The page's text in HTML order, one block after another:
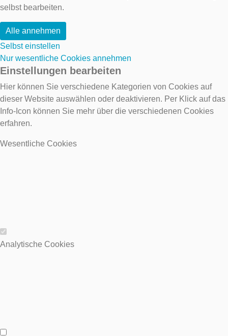
selbst bearbeiten.
Alle annehmen
Selbst einstellen
Nur wesentliche Cookies annehmen
Einstellungen bearbeiten
Hier können Sie verschiedene Kategorien von Cookies auf
dieser Website auswählen oder deaktivieren. Per Klick auf das
Info-Icon können Sie mehr über die verschiedenen Cookies
erfahren.
Wesentliche Cookies
Wesentliche Cookies
Analytische Cookies